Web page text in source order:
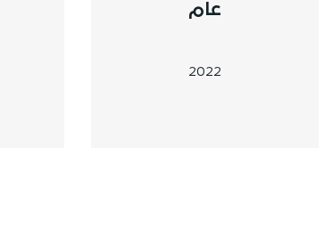
عام
2022